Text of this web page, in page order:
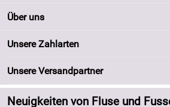
Kontakt
Kundeninformationen
Newsletter
Zahlung und Versand
Über uns
Unsere Bestseller
Neu
Angebote
Unsere Zahlarten
Unsere Versandpartner
Neuigkeiten von Fluse und